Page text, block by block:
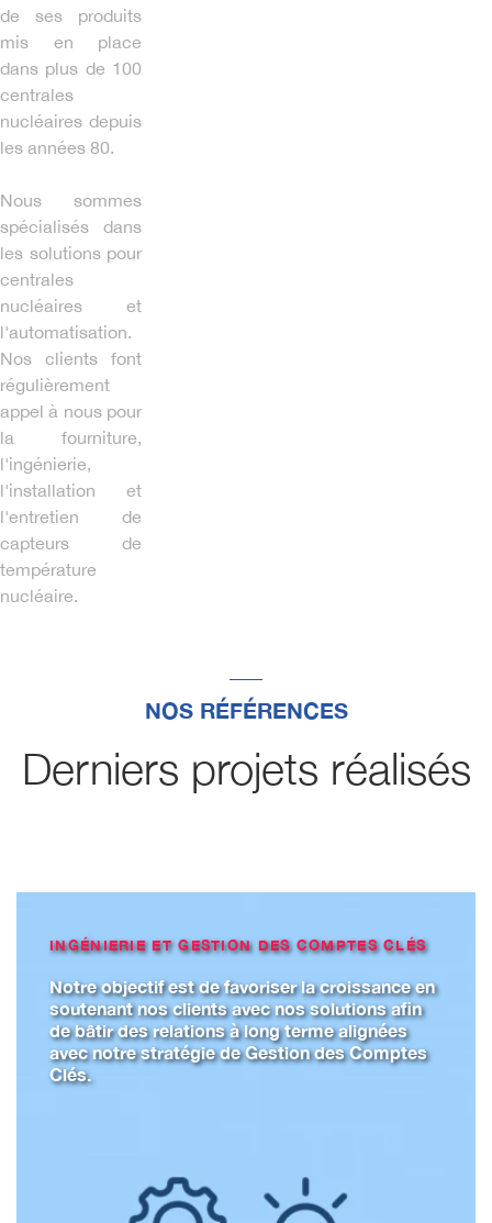
de ses produits
mis en place
dans plus de 100
centrales
nucléaires depuis
les années 80.
Nous sommes
spécialisés dans
les solutions pour
centrales
nucléaires et
l'automatisation.
Nos clients font
régulièrement
appel à nous pour
la fourniture,
l'ingénierie,
l'installation et
l'entretien de
capteurs de
température
nucléaire.
NOS RÉFÉRENCES
Derniers projets réalisés
INGÉNIERIE ET GESTION DES COMPTES CLÉS
Notre objectif est de favoriser la croissance en
soutenant nos clients avec nos solutions afin
de bâtir des relations à long terme alignées
avec notre stratégie de Gestion des Comptes
Clés.